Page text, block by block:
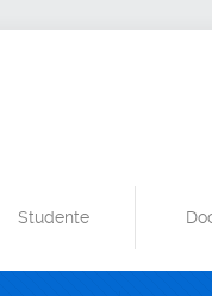
Studente